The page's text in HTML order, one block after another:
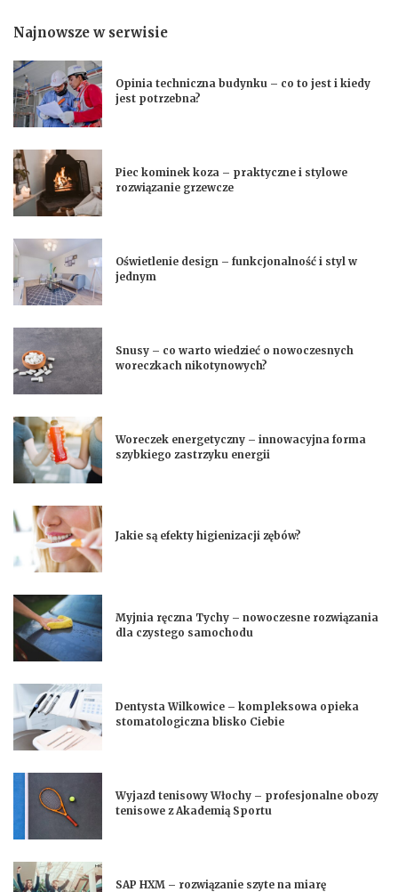
Najnowsze w serwisie
Opinia techniczna budynku – co to jest i kiedy
jest potrzebna?
Piec kominek koza – praktyczne i stylowe
rozwiązanie grzewcze
Oświetlenie design – funkcjonalność i styl w
jednym
Snusy – co warto wiedzieć o nowoczesnych
woreczkach nikotynowych?
Woreczek energetyczny – innowacyjna forma
szybkiego zastrzyku energii
Jakie są efekty higienizacji zębów?
Myjnia ręczna Tychy – nowoczesne rozwiązania
dla czystego samochodu
Dentysta Wilkowice – kompleksowa opieka
stomatologiczna blisko Ciebie
Wyjazd tenisowy Włochy – profesjonalne obozy
tenisowe z Akademią Sportu
SAP HXM – rozwiązanie szyte na miarę